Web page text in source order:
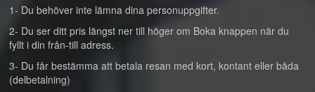
1- Du behöver inte lämna dina personuppgifter.
2- Du ser ditt pris längst ner till höger om Boka knappen när du
fyllt i din från-till adress.
3- Du får bestämma att betala resan med kort, kontant eller båda
(delbetalning)